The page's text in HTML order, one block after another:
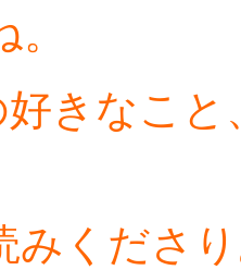
きなこ
みくださ